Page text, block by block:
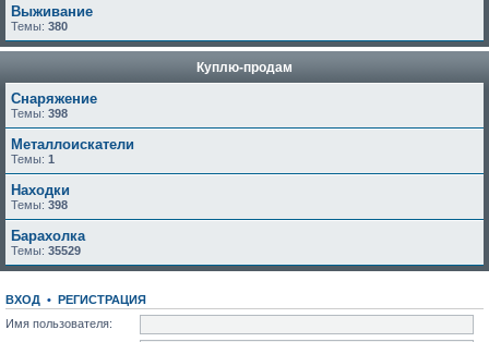
Выживание
Темы: 380
Куплю-продам
Снаряжение
Темы: 398
Металлоискатели
Темы: 1
Находки
Темы: 398
Барахолка
Темы: 35529
ВХОД • РЕГИСТРАЦИЯ
Имя пользователя: